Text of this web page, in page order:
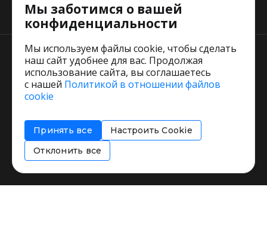
Тарифы
Пользовательское соглашение
Соглашение об информировании
Политика использования cookies
Мы заботимся о вашей
конфиденциальности
Мы используем файлы cookie, чтобы сделать
наш сайт удобнее для вас. Продолжая
использование сайта, вы соглашаетесь
с нашей Политикой в отношении файлов
cookie
Принять все
Настроить Cookie
Отклонить все